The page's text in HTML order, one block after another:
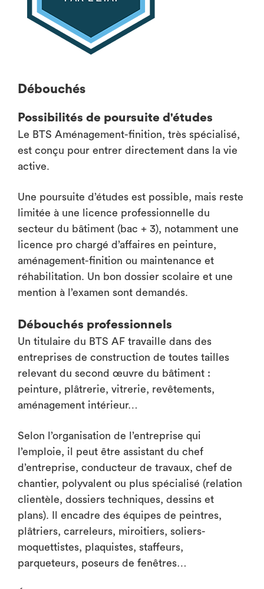
Débouchés
Possibilités de poursuite d'études
Le BTS Aménagement-finition, très spécialisé,
est conçu pour entrer directement dans la vie
active.
Une poursuite d’études est possible, mais reste
limitée à une licence professionnelle du
secteur du bâtiment (bac + 3), notamment une
licence pro chargé d’affaires en peinture,
aménagement-finition ou maintenance et
réhabilitation. Un bon dossier scolaire et une
mention à l’examen sont demandés.
Débouchés professionnels
Un titulaire du BTS AF travaille dans des
entreprises de construction de toutes tailles
relevant du second œuvre du bâtiment :
peinture, plâtrerie, vitrerie, revêtements,
aménagement intérieur…
Selon l’organisation de l’entreprise qui
l’emploie, il peut être assistant du chef
d’entreprise, conducteur de travaux, chef de
chantier, polyvalent ou plus spécialisé (relation
clientèle, dossiers techniques, dessins et
plans). Il encadre des équipes de peintres,
plâtriers, carreleurs, miroitiers, soliers-
moquettistes, plaquistes, staffeurs,
parqueteurs, poseurs de fenêtres…